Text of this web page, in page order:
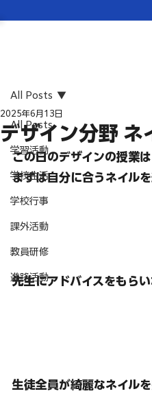
All Posts
学習活動
学校生活
学校行事
課外活動
教員研修
進路活動
All Posts
デザイン分野 ネ
2025年6月13日
この日のデザインの授業
まずは自分に合うネイルを
先生にアドバイスをもら
生徒全員が綺麗なネイル